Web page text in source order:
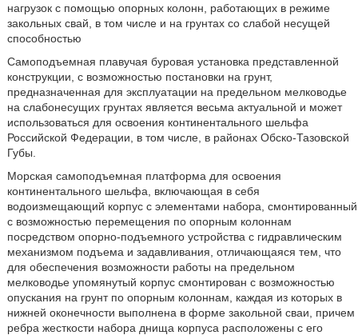
нагрузок с помощью опорных колонн, работающих в режиме
закольных свай, в том числе и на грунтах со слабой несущей
способностью
Самоподъемная плавучая буровая установка представленной
конструкции, с возможностью постановки на грунт,
предназначенная для эксплуатации на предельном мелководье
на слабонесущих грунтах является весьма актуальной и может
использоваться для освоения континентального шельфа
Российской Федерации, в том числе, в районах Обско-Тазовской
Губы.
Морская самоподъемная платформа для освоения
континентального шельфа, включающая в себя
водоизмещающий корпус с элементами набора, смонтированный
с возможностью перемещения по опорным колоннам
посредством опорно-подъемного устройства с гидравлическим
механизмом подъема и задавливания, отличающаяся тем, что
для обеспечения возможности работы на предельном
мелководье упомянутый корпус смонтирован с возможностью
опускания на грунт по опорным колоннам, каждая из которых в
нижней оконечности выполнена в форме закольной сваи, причем
ребра жесткости набора днища корпуса расположены с его